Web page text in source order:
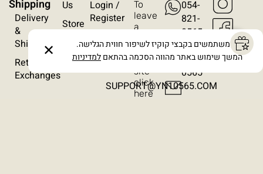
To
leave
a
message
on
the
site
click
here
054-
821-
0565
054-
821-
0565​
SUPPORT@YN10565.COM
Shipping
Delivery
&
Shipping
Returns /
Exchanges
Login /
Register
Wishlist
Orders
Us
Store
Locations
Contact
אנו משתמשים בקבצי קוקיז לשיפור חווית הגלישה.
המשך שימוש באתר מהווה הסכמה בהתאםלמדיניות ✕
הסתרת תמונות